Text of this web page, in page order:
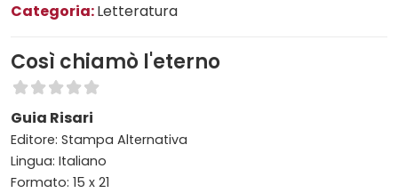
Categoria:Letteratura
Così chiamò l'eterno
Guia Risari
Editore: Stampa Alternativa
Lingua: Italiano
Formato: 15 x 21